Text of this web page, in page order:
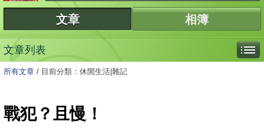
文章 相簿
文章列表
所有文章 / 目前分類：休閒生活|雜記
戰犯？且慢！